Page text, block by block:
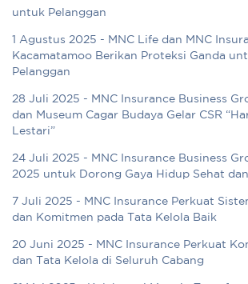
untuk Pelanggan
1 Agustus 2025 - MNC Life dan MNC
Kacamatamoo Berikan Proteksi Ganda
Pelanggan
28 Juli 2025 - MNC Insurance Business
dan Museum Cagar Budaya Gelar CSR
Lestari”
24 Juli 2025 - MNC Insurance Business
2025 untuk Dorong Gaya Hidup Sehat dan
7 Juli 2025 - MNC Insurance Perkuat
dan Komitmen pada Tata Kelola Baik
20 Juni 2025 - MNC Insurance Perkuat
dan Tata Kelola di Seluruh Cabang